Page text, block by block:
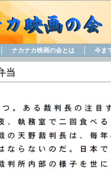
ナカナカ映画の会とは 今ま
当